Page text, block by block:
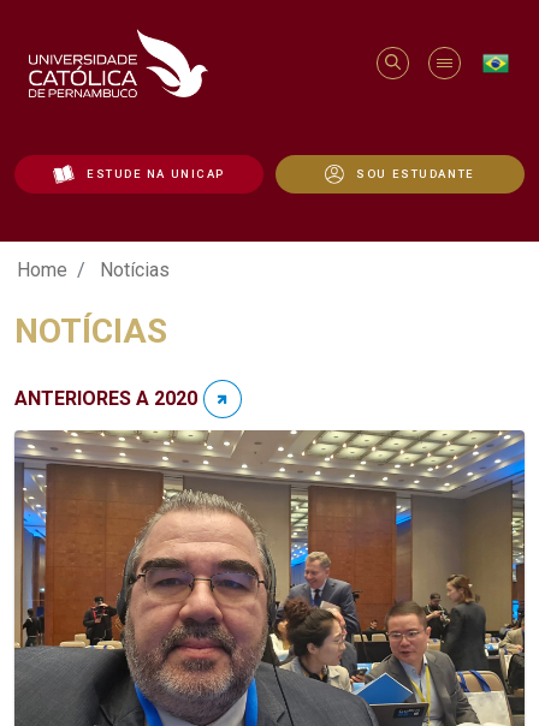
ESTUDE NA UNICAP SOU ESTUDANTE
Notícias - Unicap
Home Notícias
NOTÍCIAS
ANTERIORES A 2020